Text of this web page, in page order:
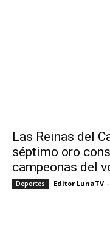
Las Reinas del
séptimo oro
campeonas del
Deportes Editor LunaTV -